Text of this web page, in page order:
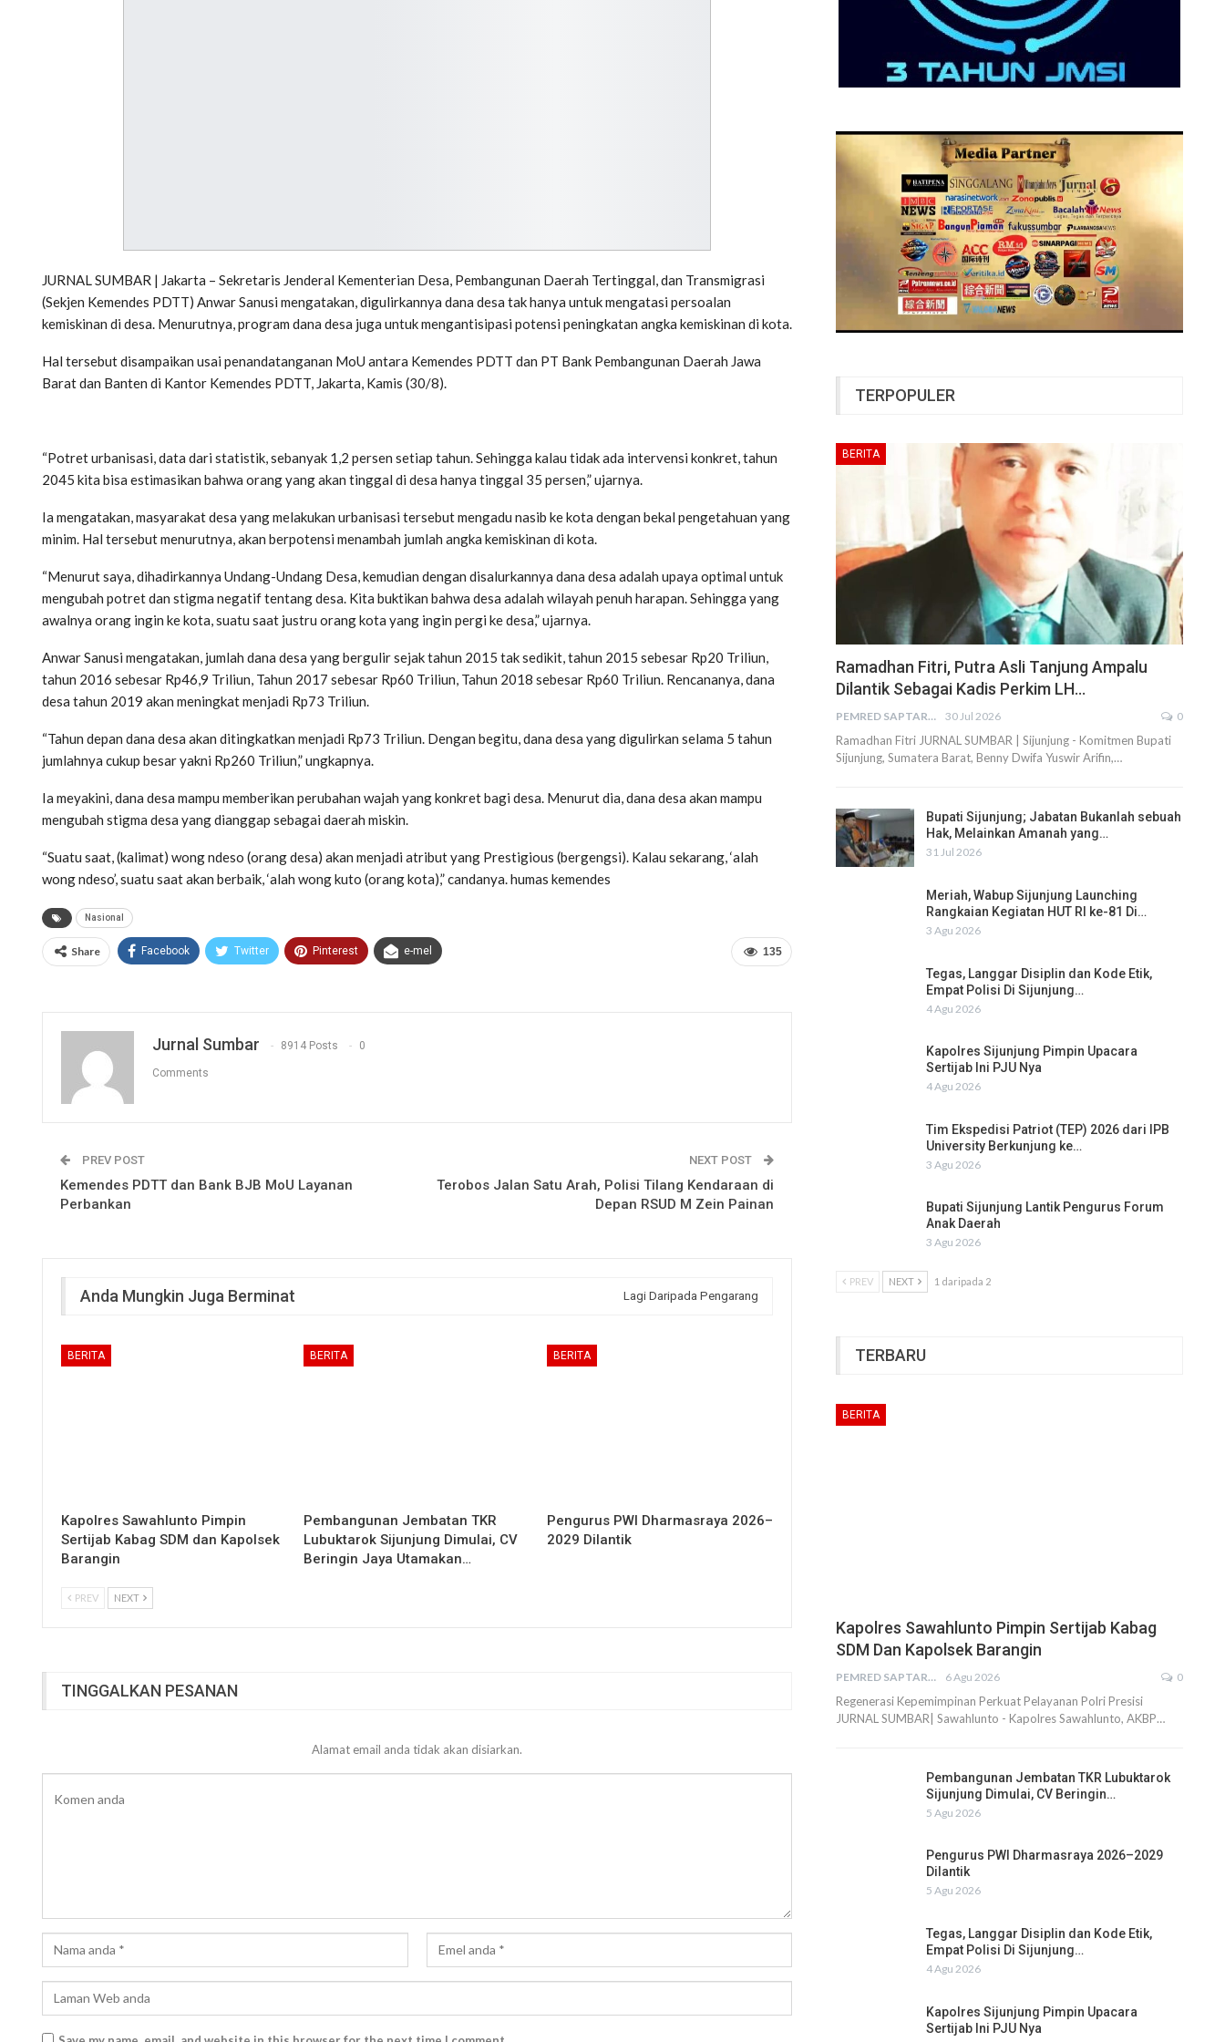
JURNAL SUMBAR | Jakarta – Sekretaris Jenderal Kementerian Desa, Pembangunan Daerah Tertinggal, dan Transmigrasi
(Sekjen Kemendes PDTT) Anwar Sanusi mengatakan, digulirkannya dana desa tak hanya untuk mengatasi persoalan
kemiskinan di desa. Menurutnya, program dana desa juga untuk mengantisipasi potensi peningkatan angka kemiskinan di kota.
Hal tersebut disampaikan usai penandatanganan MoU antara Kemendes PDTT dan PT Bank Pembangunan Daerah Jawa
Barat dan Banten di Kantor Kemendes PDTT, Jakarta, Kamis (30/8).
“Potret urbanisasi, data dari statistik, sebanyak 1,2 persen setiap tahun. Sehingga kalau tidak ada intervensi konkret, tahun
2045 kita bisa estimasikan bahwa orang yang akan tinggal di desa hanya tinggal 35 persen,” ujarnya.
Ia mengatakan, masyarakat desa yang melakukan urbanisasi tersebut mengadu nasib ke kota dengan bekal pengetahuan yang
minim. Hal tersebut menurutnya, akan berpotensi menambah jumlah angka kemiskinan di kota.
“Menurut saya, dihadirkannya Undang-Undang Desa, kemudian dengan disalurkannya dana desa adalah upaya optimal untuk
mengubah potret dan stigma negatif tentang desa. Kita buktikan bahwa desa adalah wilayah penuh harapan. Sehingga yang
awalnya orang ingin ke kota, suatu saat justru orang kota yang ingin pergi ke desa,” ujarnya.
Anwar Sanusi mengatakan, jumlah dana desa yang bergulir sejak tahun 2015 tak sedikit, tahun 2015 sebesar Rp20 Triliun,
tahun 2016 sebesar Rp46,9 Triliun, Tahun 2017 sebesar Rp60 Triliun, Tahun 2018 sebesar Rp60 Triliun. Rencananya, dana
desa tahun 2019 akan meningkat menjadi Rp73 Triliun.
“Tahun depan dana desa akan ditingkatkan menjadi Rp73 Triliun. Dengan begitu, dana desa yang digulirkan selama 5 tahun
jumlahnya cukup besar yakni Rp260 Triliun,” ungkapnya.
Ia meyakini, dana desa mampu memberikan perubahan wajah yang konkret bagi desa. Menurut dia, dana desa akan mampu
mengubah stigma desa yang dianggap sebagai daerah miskin.
“Suatu saat, (kalimat) wong ndeso (orang desa) akan menjadi atribut yang Prestigious (bergengsi). Kalau sekarang, ‘alah
wong ndeso’, suatu saat akan berbaik, ‘alah wong kuto (orang kota),” candanya. humas kemendes
Nasional
135
Share Facebook Twitter Pinterest e-mel
Jurnal Sumbar 8914 Posts 0
Comments
PREV POST
Kemendes PDTT dan Bank BJB MoU Layanan
Perbankan
NEXT POST
Terobos Jalan Satu Arah, Polisi Tilang Kendaraan di
Depan RSUD M Zein Painan
Anda Mungkin Juga Berminat Lagi Daripada Pengarang
BERITA
Kapolres Sawahlunto Pimpin
Sertijab Kabag SDM dan Kapolsek
Barangin
BERITA
Pembangunan Jembatan TKR
Lubuktarok Sijunjung Dimulai, CV
Beringin Jaya Utamakan…
BERITA
Pengurus PWI Dharmasraya 2026–
2029 Dilantik
PREV NEXT
TINGGALKAN PESANAN
Alamat email anda tidak akan disiarkan.
TERPOPULER
BERITA
Ramadhan Fitri, Putra Asli Tanjung Ampalu
Dilantik Sebagai Kadis Perkim LH…
PEMRED SAPTARIUS 30 Jul 2026 0
Ramadhan Fitri JURNAL SUMBAR | Sijunjung - Komitmen Bupati
Sijunjung, Sumatera Barat, Benny Dwifa Yuswir Arifin,…
Bupati Sijunjung; Jabatan Bukanlah sebuah
Hak, Melainkan Amanah yang…
31 Jul 2026
Meriah, Wabup Sijunjung Launching
Rangkaian Kegiatan HUT RI ke-81 Di…
3 Agu 2026
Tegas, Langgar Disiplin dan Kode Etik,
Empat Polisi Di Sijunjung…
4 Agu 2026
Kapolres Sijunjung Pimpin Upacara
Sertijab Ini PJU Nya
4 Agu 2026
Tim Ekspedisi Patriot (TEP) 2026 dari IPB
University Berkunjung ke…
3 Agu 2026
Bupati Sijunjung Lantik Pengurus Forum
Anak Daerah
3 Agu 2026
PREV NEXT 1 daripada 2
TERBARU
BERITA
Kapolres Sawahlunto Pimpin Sertijab Kabag
SDM Dan Kapolsek Barangin
PEMRED SAPTARIUS 6 Agu 2026 0
Regenerasi Kepemimpinan Perkuat Pelayanan Polri Presisi
JURNAL SUMBAR| Sawahlunto - Kapolres Sawahlunto, AKBP…
Pembangunan Jembatan TKR Lubuktarok
Sijunjung Dimulai, CV Beringin…
5 Agu 2026
Pengurus PWI Dharmasraya 2026–2029
Dilantik
5 Agu 2026
Tegas, Langgar Disiplin dan Kode Etik,
Empat Polisi Di Sijunjung…
4 Agu 2026
Kapolres Sijunjung Pimpin Upacara
Sertijab Ini PJU Nya